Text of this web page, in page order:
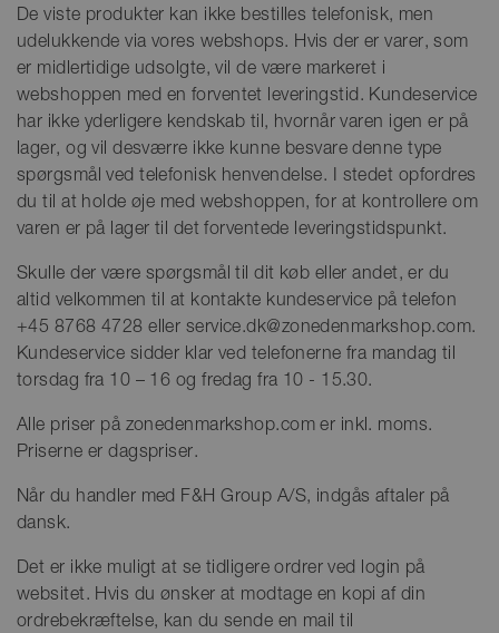
De viste produkter kan ikke bestilles telefonisk, men
udelukkende via vores webshops. Hvis der er varer, som
er midlertidige udsolgte, vil de være markeret i
webshoppen med en forventet leveringstid. Kundeservice
har ikke yderligere kendskab til, hvornår varen igen er på
lager, og vil desværre ikke kunne besvare denne type
spørgsmål ved telefonisk henvendelse. I stedet opfordres
du til at holde øje med webshoppen, for at kontrollere om
varen er på lager til det forventede leveringstidspunkt.
Skulle der være spørgsmål til dit køb eller andet, er du
altid velkommen til at kontakte kundeservice på telefon
+45 8768 4728 eller service.dk@zonedenmarkshop.com.
Kundeservice sidder klar ved telefonerne fra mandag til
torsdag fra 10 – 16 og fredag fra 10 - 15.30.
Alle priser på zonedenmarkshop.com er inkl. moms.
Priserne er dagspriser.
Når du handler med F&H Group A/S, indgås aftaler på
dansk.
Det er ikke muligt at se tidligere ordrer ved login på
websitet. Hvis du ønsker at modtage en kopi af din
ordrebekræftelse, kan du sende en mail til